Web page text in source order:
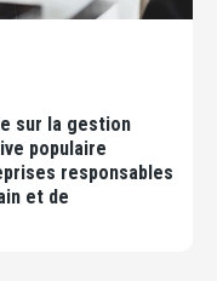
sur la gestion
populaire
responsables
et de